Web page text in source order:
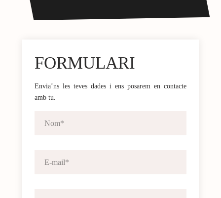
FORMULARI
Envia’ns les teves dades i ens posarem en contacte
amb tu.